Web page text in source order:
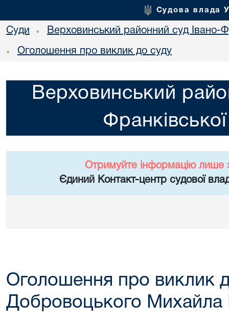
Судова влада
Суди • Верховинський районний суд Івано-
• Оголошення про виклик до суду
Верховинський
Отримуйте інформацію лише
Єдиний Контакт-центр судової
Оголошення про виклик
Добровоцького Михайла